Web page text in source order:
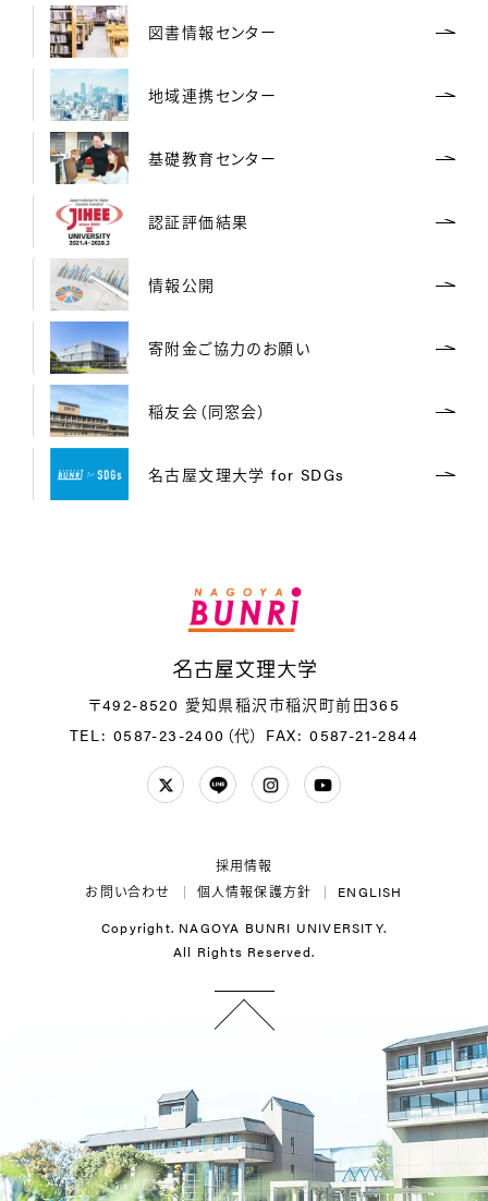
図書情報センター
地域連携センター
基礎教育センター
認証評価結果
情報公開
寄附金ご協力のお願い
稲友会（同窓会）
名古屋文理大学 for SDGs
〒492-8520 愛知県稲沢市稲沢町前田365
TEL: 0587-23-2400（代） FAX: 0587-21-2844
ENGLISH
個人情報保護方針
お問い合わせ
採用情報
Copyright. NAGOYA BUNRI UNIVERSITY.
All Rights Reserved.